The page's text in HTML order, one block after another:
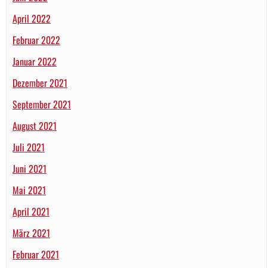
April 2022
Februar 2022
Januar 2022
Dezember 2021
September 2021
August 2021
Juli 2021
Juni 2021
Mai 2021
April 2021
März 2021
Februar 2021